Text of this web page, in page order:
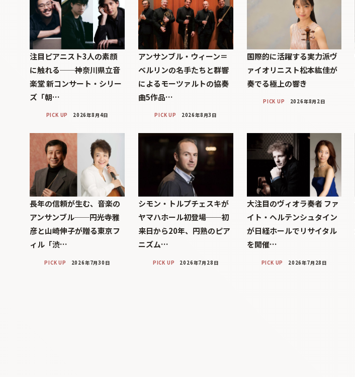
注目ピアニスト3人の素顔
に触れる──神奈川県立音
楽堂 新コンサート・シリー
ズ「朝…
PICK UP 2026年8月4日
アンサンブル・ウィーン＝
ベルリンの名手たちと群響
によるモーツァルトの協奏
曲5作品…
PICK UP 2026年8月3日
国際的に活躍する実力派ヴ
ァイオリニスト松本紘佳が
奏でる極上の響き
PICK UP 2026年8月2日
長年の信頼が生む、音楽の
アンサンブル──円光寺雅
彦と山崎伸子が贈る東京フ
ィル「渋…
PICK UP 2026年7月30日
シモン・トルプチェスキが
ヤマハホール初登場──初
来日から20年、円熟のピア
ニズム…
PICK UP 2026年7月28日
大注目のヴィオラ奏者 ファ
イト・ヘルテンシュタイン
が日経ホールでリサイタル
を開催…
PICK UP 2026年7月28日